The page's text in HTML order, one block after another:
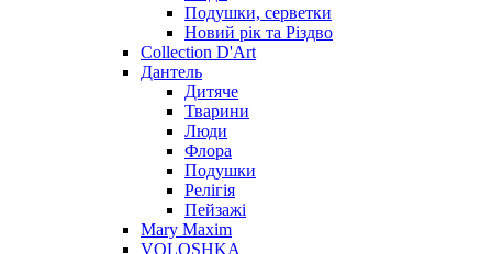
Подушки, серветки
Новий рік та Різдво
Collection D'Art
Дантель
Дитяче
Тварини
Люди
Флора
Подушки
Релігія
Пейзажі
Mary Maxim
VOLOSHKA